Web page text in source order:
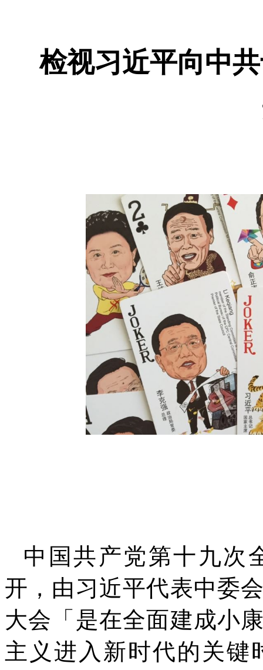
检视习近平向中
中国共产党第十九次
开，由习近平代表中委
大会「是在全面建成小
主义进入新时代的关键